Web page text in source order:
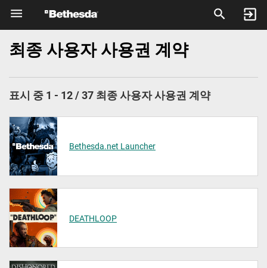
최종 사용자 사용권 계약
표시 중 1 - 12 / 37 최종 사용자 사용권 계약
Bethesda.net Launcher
DEATHLOOP